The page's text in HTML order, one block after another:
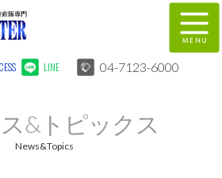
LINE 04-7123-6000
&トピックス
News&Topics